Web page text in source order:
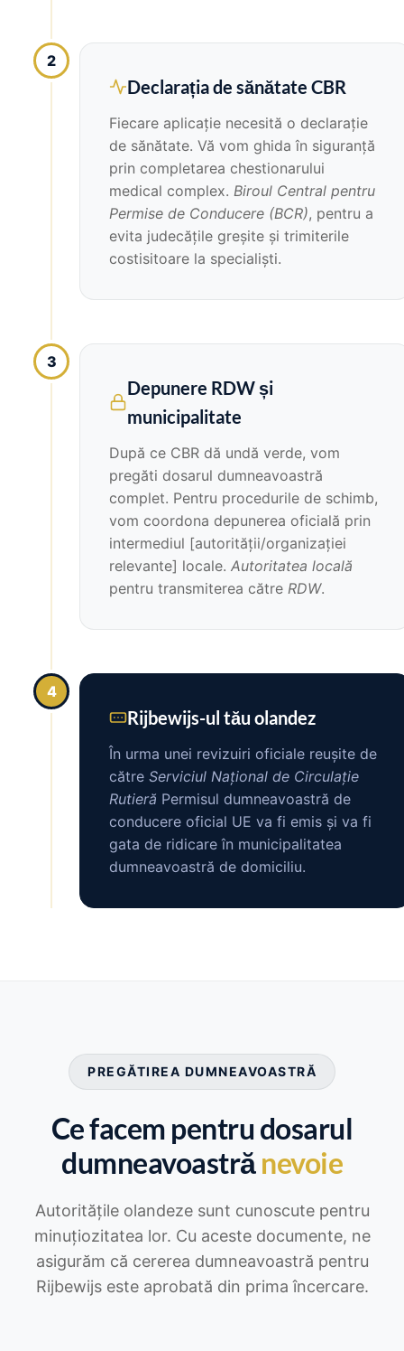
2
Declarația de sănătate CBR
Fiecare aplicație necesită o declarație
de sănătate. Vă vom ghida în siguranță
prin completarea chestionarului
medical complex. Biroul Central pentru
Permise de Conducere (BCR), pentru a
evita judecățile greșite și trimiterile
costisitoare la specialiști.
3
Depunere RDW și
municipalitate
După ce CBR dă undă verde, vom
pregăti dosarul dumneavoastră
complet. Pentru procedurile de schimb,
vom coordona depunerea oficială prin
intermediul [autorității/organizației
relevante] locale. Autoritatea locală
pentru transmiterea către RDW.
4
Rijbewijs-ul tău olandez
În urma unei revizuiri oficiale reușite de
către Serviciul Național de Circulație
Rutieră Permisul dumneavoastră de
conducere oficial UE va fi emis și va fi
gata de ridicare în municipalitatea
dumneavoastră de domiciliu.
PREGĂTIREA DUMNEAVOASTRĂ
Ce facem pentru dosarul
dumneavoastrănevoie
Autoritățile olandeze sunt cunoscute pentru
minuțiozitatea lor. Cu aceste documente, ne
asigurăm că cererea dumneavoastră pentru
Rijbewijs este aprobată din prima încercare.